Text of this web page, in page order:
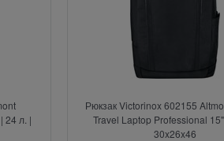
24 л. |
Рюкзак Victorinox 602155
Travel Laptop Professional
30x26x46